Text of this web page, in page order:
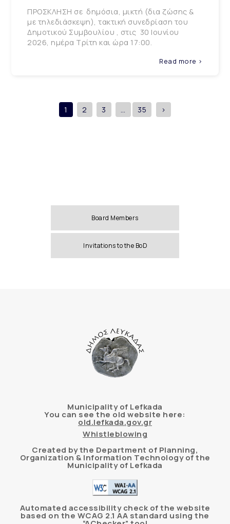
Board Members
Invitations to the BoD
ΠΡΟΣΚΛΗΣΗ σε δημόσια, μικτή (δια ζώσης &
με τηλεδιάσκεψη), τακτική συνεδρίαση του
Δημοτικού Συμβουλίου , στις 30 Ιουνίου
2026, ημέρα Τρίτη και ώρα 17:00.
Read more >
1 2 3 … 35 >
Municipality of Lefkada
You can see the old website here:
old.lefkada.gov.gr
Whistleblowing
Created by the Department of Planning,
Organization & Information Technology of the
Municipality of Lefkada
Automated accessibility check of the website
based on the WCAG 2.1 AA standard using the